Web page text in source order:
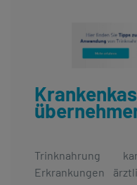
Trinknahrung
Erkrankungen